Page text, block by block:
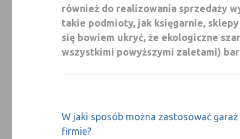
również do realizowania sprzedaży
takie podmioty, jak księgarnie,
się bowiem ukryć, że ekologiczne
wszystkimi powyższymi zaletami)
Nawigacja
wpisu
W jaki sposób można zastosować
firmie?